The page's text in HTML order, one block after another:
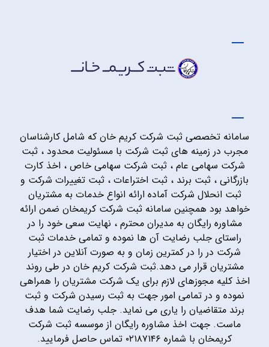
سامانه تخصصی ثبت شرکت کریم خان که شامل کارشناسان
مجرب در زمینه های ثبت شرکت با مسئولیت محدود ، ثبت
شرکت سهامی عام ، ثبت شرکت سهامی خاص ، اخذ کارت
بازرگانی ، ثبت برند ، ثبت اختراعات ، ثبت تغییرات شرکت و
ثبت انحلال شرکت آماده ارائه انواع خدمات به مشتریان
خواهد بود همچنین سامانه ثبت شرکت کریمخان ضمن ارائه
مشاوره رایگان به مدیران محترم ، نهایت سعی خود را در
راستای جلب رضایت آن ها نموده و تمامی خدمات ثبت
شرکت در را در کمترین زمان و به صورت آنلاین در اختیار
مشتریان قرار می دهد.ثبت شرکت کریم خان در طی روند
اخذ کلیه مجوزهای لازم برای یک شرکت مشتریان را همراهی
نموده و در تمامی امور جهت به ثبت رسیدن شرکت و ثبت
برند متقاضیان را یاری می نماید. جلب رضایت شما هدف
ماست. جهت اخذ مشاوره رایگان از موسسه ثبت شرکت
کریمخان با شماره ۰۲۱۸۷۱۴۶ تماس حاصل فرمایید.